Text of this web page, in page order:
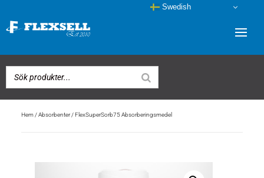
Hem/Absorbenter/ FlexSuperSorb75 Absorberingsmedel
Swedish